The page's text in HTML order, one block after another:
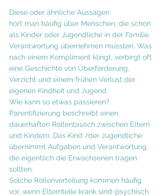
Diese oder ähnliche Aussagen
hört man häufig über Menschen, die schon
als Kinder oder Jugendliche in der Familie
Verantwortung übernehmen mussten. Was
nach einem Kompliment klingt, verbirgt oft
eine Geschichte von Überforderung,
Verzicht und einem frühen Verlust der
eigenen Kindheit und Jugend.
Wie kann so etwas passieren?
Parentifizierung beschreibt einen
dauerhaften Rollentausch zwischen Eltern
und Kindern. Das Kind /der Jugendliche
übernimmt Aufgaben und Verantwortung
die eigentlich die Erwachsenen tragen
sollten.
Solche Rollenverteilung kommen häufig
vor, wenn Elternteile krank sind-psychisch